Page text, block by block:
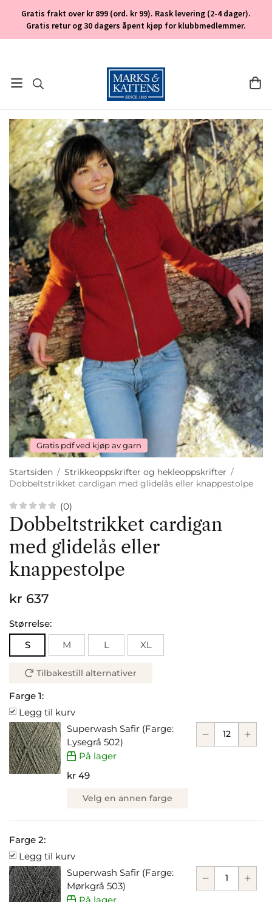
Gratis frakt over kr 899 (ord. kr 99). Rask levering (2-4 dager).
Gratis retur og 30 dagers åpent kjøp for klubbmedlemmer.
Gratis pdf ved kjøp av garn
Startsiden / Strikkeoppskrifter og hekleoppskrifter /
Dobbeltstrikket cardigan med glidelås eller knappestolpe
(0)
Dobbeltstrikket cardigan
med glidelås eller
knappestolpe
kr 637
Størrelse:
S
M L XL
Tilbakestill alternativer
Farge 1:
Legg til kurv
Superwash Safir (Farge:
Lysegrå 502)
På lager
kr 49
Velg en annen farge
Farge 2:
Legg til kurv
Superwash Safir (Farge:
Mørkgrå 503)